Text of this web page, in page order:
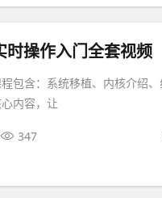
时操作入门全套视频
包含：系统移植、内核介绍
内容，让
347